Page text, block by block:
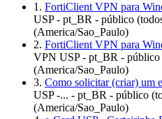
1. FortiClient VPN para
USP - pt_BR - público
(America/Sao_Paulo)
2. FortiClient VPN para
VPN USP - pt_BR - público
(America/Sao_Paulo)
3. Como solicitar (criar) um
USP -... - pt_BR - público
(America/Sao_Paulo)